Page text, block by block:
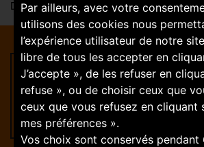
Par ailleurs, avec votre
utilisons des cookies nous
l’expérience utilisateur de notre
libre de tous les accepter en
J’accepte », de les refuser en
refuse », ou de choisir ceux que
ceux que vous refusez en cliquant
mes préférences ».
Vos choix sont conservés pendant
Dimanche : FERMÉ
Rejoignez-nous
Trouver une offre